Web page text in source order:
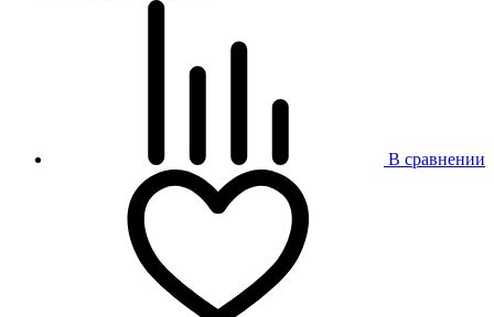
В сравнении